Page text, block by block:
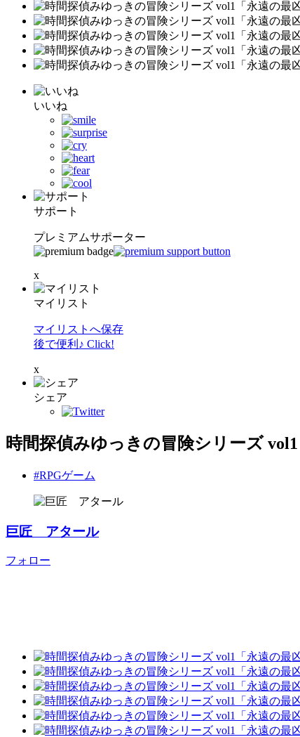
いいね
サポート
プレミアムサポーター
x
マイリスト
マイリストへ保存
後で便利♪ Click!
x
シェア
時間探偵みゆっきの冒険シリーズ
#RPGゲーム
巨匠 アタール
フォロー